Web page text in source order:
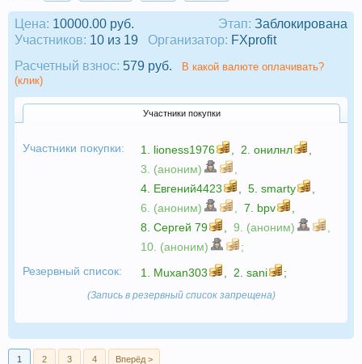
Этап: Заблокирована
Цена: 10000.00 руб.
Участников: 10 из 19 Организатор: FXprofit
Расчетный взнос: 579 руб.
В какой валюте оплачивать?
(клик)
Участники покупки
Участники покупки: 1. lioness1976 2. онилнл
3. (аноним)
4. Евгений4423 5. smarty
6. (аноним)
7. bpv
8. Сергей 79 9. (аноним)
10. (аноним)
;
Резервный список:
1. Muxan303 2. sani ;
(Запись в резервный список запрещена)
1 2 3 4 Вперёд >